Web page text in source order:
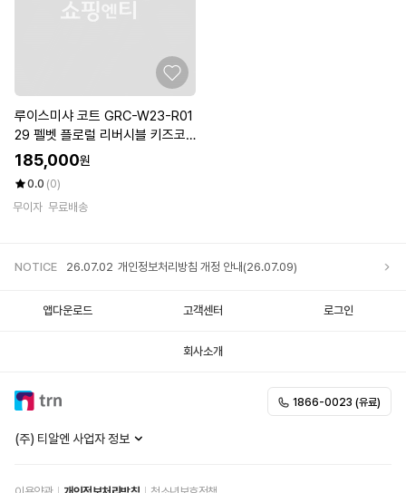
루이스미샤 코트 GRC-W23-R01
29 펠벳 플로럴 리버시블 키즈코
트
185,000원
0.0 (0)
무이자 무료배송
NOTICE 26.07.02 개인정보처리방침 개정 안내(26.07.09)
앱다운로드 고객센터 로그인
회사소개
(주) 티알엔 사업자 정보
1866-0023 (유료)